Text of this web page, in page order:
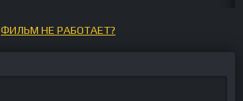
ФИЛЬМ НЕ РАБОТАЕТ?